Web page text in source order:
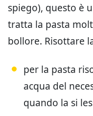
spiego), questo è
tratta la pasta
bollore. Risottare
per la pasta
acqua del
quando la si